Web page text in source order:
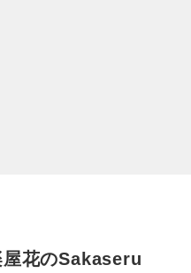
屋花のSakaseru